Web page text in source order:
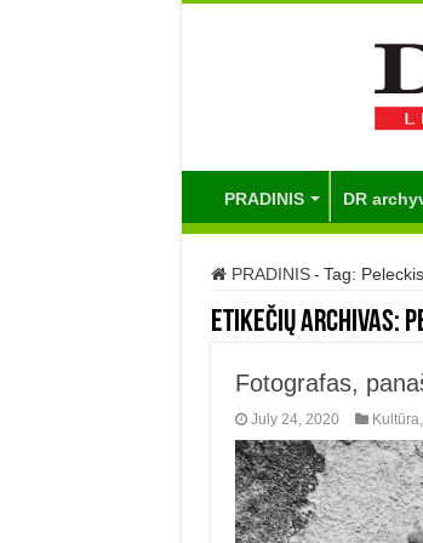
PRADINIS DR
PRADINIS - Tag:
Etikečių archivas:
Fotografas,
July 24, 2020 Kultūra